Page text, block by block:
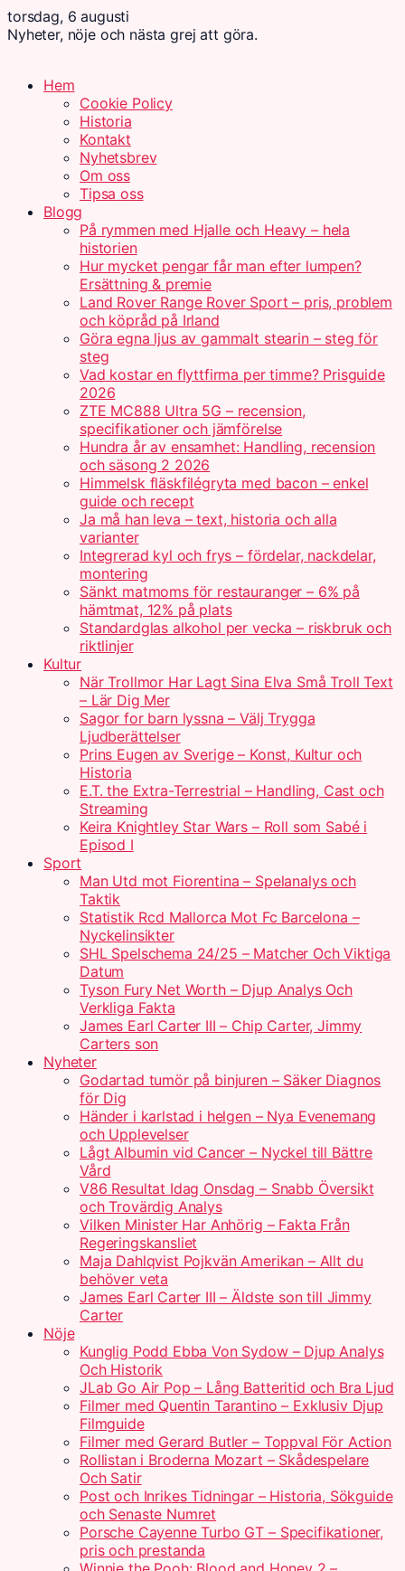
torsdag, 6 augusti
Nyheter, nöje och nästa grej att göra.
Hem
Cookie Policy
Historia
Kontakt
Nyhetsbrev
Om oss
Tipsa oss
Blogg
På rymmen med Hjalle och Heavy – hela
historien
Hur mycket pengar får man efter lumpen?
Ersättning & premie
Land Rover Range Rover Sport – pris, problem
och köpråd på Irland
Göra egna ljus av gammalt stearin – steg för
steg
Vad kostar en flyttfirma per timme? Prisguide
2026
ZTE MC888 Ultra 5G – recension,
specifikationer och jämförelse
Hundra år av ensamhet: Handling, recension
och säsong 2 2026
Himmelsk fläskfilégryta med bacon – enkel
guide och recept
Ja må han leva – text, historia och alla
varianter
Integrerad kyl och frys – fördelar, nackdelar,
montering
Sänkt matmoms för restauranger – 6% på
hämtmat, 12% på plats
Standardglas alkohol per vecka – riskbruk och
riktlinjer
Kultur
När Trollmor Har Lagt Sina Elva Små Troll Text
– Lär Dig Mer
Sagor for barn lyssna – Välj Trygga
Ljudberättelser
Prins Eugen av Sverige – Konst, Kultur och
Historia
E.T. the Extra-Terrestrial – Handling, Cast och
Streaming
Keira Knightley Star Wars – Roll som Sabé i
Episod I
Sport
Man Utd mot Fiorentina – Spelanalys och
Taktik
Statistik Rcd Mallorca Mot Fc Barcelona –
Nyckelinsikter
SHL Spelschema 24/25 – Matcher Och Viktiga
Datum
Tyson Fury Net Worth – Djup Analys Och
Verkliga Fakta
James Earl Carter III – Chip Carter, Jimmy
Carters son
Nyheter
Godartad tumör på binjuren – Säker Diagnos
för Dig
Händer i karlstad i helgen – Nya Evenemang
och Upplevelser
Lågt Albumin vid Cancer – Nyckel till Bättre
Vård
V86 Resultat Idag Onsdag – Snabb Översikt
och Trovärdig Analys
Vilken Minister Har Anhörig – Fakta Från
Regeringskansliet
Maja Dahlqvist Pojkvän Amerikan – Allt du
behöver veta
James Earl Carter III – Äldste son till Jimmy
Carter
Nöje
Kunglig Podd Ebba Von Sydow – Djup Analys
Och Historik
JLab Go Air Pop – Lång Batteritid och Bra Ljud
Filmer med Quentin Tarantino – Exklusiv Djup
Filmguide
Filmer med Gerard Butler – Toppval För Action
Rollistan i Broderna Mozart – Skådespelare
Och Satir
Post och Inrikes Tidningar – Historia, Sökguide
och Senaste Numret
Porsche Cayenne Turbo GT – Specifikationer,
pris och prestanda